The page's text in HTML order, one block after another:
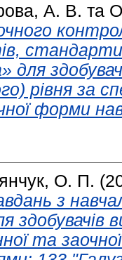
А. В. та
для
рівня за
форми
О. П.
з
здобувачів
та